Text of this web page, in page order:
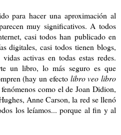
para hacer una aproximación al
muy significativos. A todos
casi todos han publicado en
digitales, casi todos tienen blogs,
activas en todas estas redes.
un libro, lo más seguro es que
(hay un efectolibro veo libro
como el de Joan Didion,
Anne Carson, la red se llenó
los leíamos... porque al fin y al